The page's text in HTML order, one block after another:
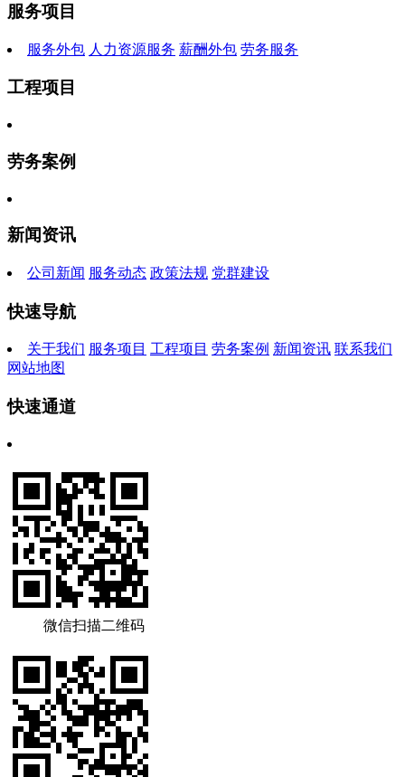
服务项目
服务外包 人力资源服务 薪酬外包 劳务服务
工程项目
劳务案例
新闻资讯
公司新闻 服务动态 政策法规 党群建设
快速导航
关于我们 服务项目 工程项目 劳务案例 新闻资讯 联系我们
网站地图
快速通道
微信扫描二维码